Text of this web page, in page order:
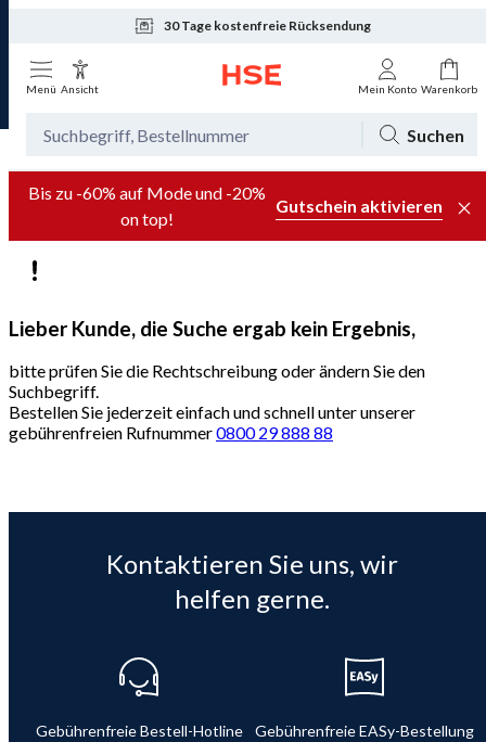
30 Tage kostenfreie Rücksendung
Menü Ansicht Mein Konto Warenkorb
Suchen
Bis zu -60% auf Mode und -20%
on top!
Gutschein aktivieren
Lieber Kunde, die Suche ergab kein Ergebnis,
bitte prüfen Sie die Rechtschreibung oder ändern Sie den
Suchbegriff.
Bestellen Sie jederzeit einfach und schnell unter unserer
gebührenfreien Rufnummer0800 29 888 88
Kontaktieren Sie uns, wir
helfen gerne.
Gebührenfreie Bestell-Hotline Gebührenfreie EASy-Bestellung